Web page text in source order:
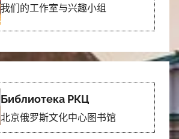
我们的工作室与兴趣小组
Библиотека РКЦ
北京俄罗斯文化中心图书馆